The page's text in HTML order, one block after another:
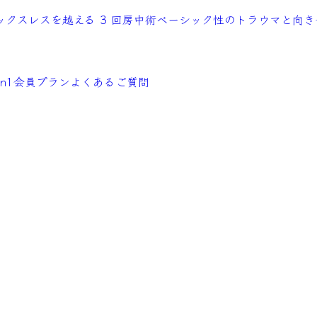
クスレスを越える 3 回房中術ベーシック性のトラウマと向
会員プラン よくあるご質問